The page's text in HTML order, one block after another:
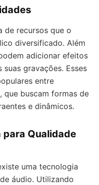
de recursos que o
diversificado. Além
adicionar efeitos
gravações. Esses
entre
buscam formas de
e dinâmicos.
para Qualidade
uma tecnologia
áudio. Utilizando